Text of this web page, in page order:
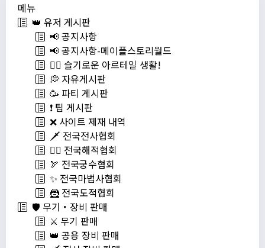
메뉴
👑 유저 게시판
📢 공지사항
📢 공지사항-메이플스토리월드
💁‍♂ 슬기로운 아르테일 생활!
💭 자유게시판
🥳 파티 게시판
❗️ 팁 게시판
❌ 사이트 제재 내역
🗡️ 전국전사협회
🏴‍☠️ 전국해적협회
🏹 전국궁수협회
✨ 전국마법사협회
🦹 전국도적협회
🛡️ 무기・장비 판매
⚔️ 무기 판매
👑 공용 장비 판매